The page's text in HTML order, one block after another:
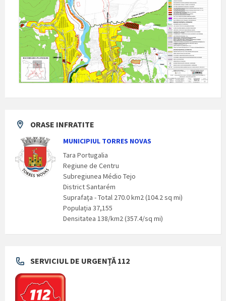
ORASE INFRATITE
MUNICIPIUL TORRES NOVAS
Tara Portugalia
Regiune de Centru
Subregiunea Médio Tejo
District Santarém
Suprafaţa - Total 270.0 km2 (104.2 sq mi)
Populaţia 37,155
Densitatea 138/km2 (357.4/sq mi)
SERVICIUL DE URGENȚĂ 112